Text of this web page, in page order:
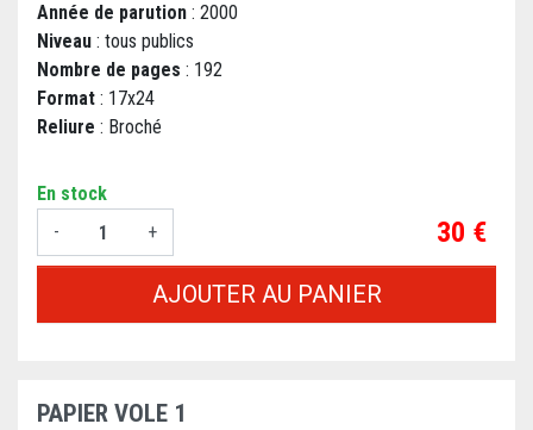
Année de parution : 2000
Niveau : tous publics
Nombre de pages : 192
Format : 17x24
Reliure : Broché
En stock
-
+ Prix
30 €
AJOUTER AU PANIER
PAPIER VOLE 1